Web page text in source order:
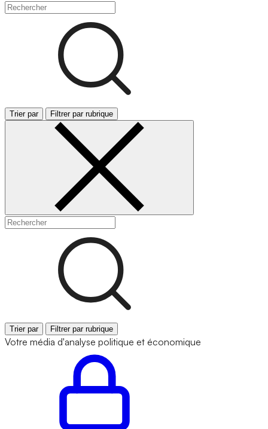
Trier par Filtrer par rubrique
Trier par Filtrer par rubrique
Votre média d'analyse politique et économique